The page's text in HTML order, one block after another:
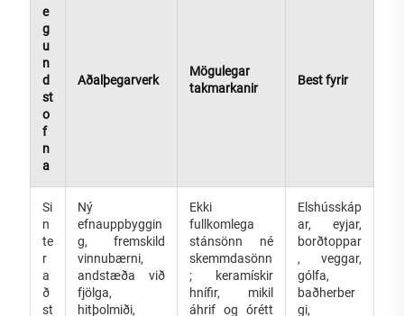
e
g
u
n
d
st
o
f
n
a
Aðalþegarverk
Mögulegar
takmarkanir
Best fyrir
Si
n
te
r
a
ð
st
Ný
efnauppbyggin
g, fremskild
vinnubærni,
andstæða við
fjölga,
hitþolmiði,
Ekki
fullkomlega
stánsönn né
skemmdasönn
; keramískir
hnífir, mikil
áhrif og órétt
Elshússkáp
ar, eyjar,
borðtoppar
, veggar,
gólfa,
baðherber
gi,